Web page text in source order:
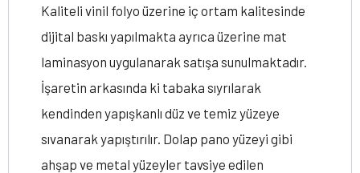
Kaliteli vinil folyo üzerine iç ortam kalitesinde
dijital baskı yapılmakta ayrıca üzerine mat
laminasyon uygulanarak satışa sunulmaktadır.
İşaretin arkasında ki tabaka sıyrılarak
kendinden yapışkanlı düz ve temiz yüzeye
sıvanarak yapıştırılır. Dolap pano yüzeyi gibi
ahşap ve metal yüzeyler tavsiye edilen